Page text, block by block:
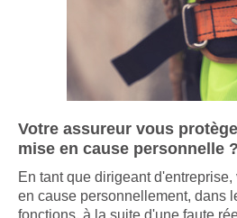
Votre assureur vous
mise en cause personnelle ?
En tant que dirigeant d'entreprise,
en cause personnellement, dans